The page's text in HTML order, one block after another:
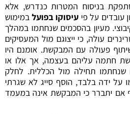
בניסוח המטרות כנדרש, אלא
עובדים על פי עיסוקו בפועל במימוש
מעיון בהסכמים שנחתמו במהלך
עולה, כי ייצוגם מול המעסיקים
פעולה עם המבקשת. אומנם היו
חתמה עליהם בעצמה, אך אלו או
תחילה מול הכללית. לחלק
ידה בלבד, הוסף סייג לא שגרתי
אם יתברר כי המבקשת אינה במעמד